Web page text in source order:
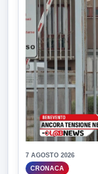
7 AGOSTO 2026
CRONACA